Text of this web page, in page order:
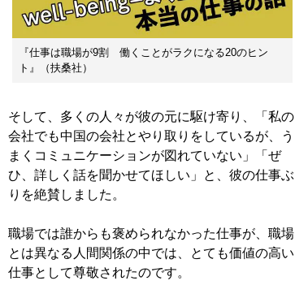
『仕事は職場が9割 働くことがラクになる20のヒン
ト』（扶桑社）
そして、多くの人々が彼の元に駆け寄り、「私の
会社でも中国の会社とやり取りをしているが、う
まくコミュニケーションが図れていない」「ぜ
ひ、詳しく話を聞かせてほしい」と、彼の仕事ぶ
りを絶賛しました。
職場では誰からも褒められなかった仕事が、職場
とは異なる人間関係の中では、とても価値の高い
仕事として尊敬されたのです。